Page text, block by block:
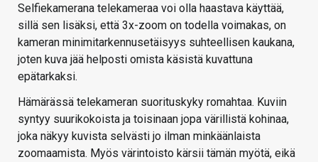
Selfiekamerana telekameraa voi olla haastava käyttää,
sillä sen lisäksi, että 3x-zoom on todella voimakas, on
kameran minimitarkennusetäisyys suhteellisen kaukana,
joten kuva jää helposti omista käsistä kuvattuna
epätarkaksi.
Hämärässä telekameran suorituskyky romahtaa. Kuviin
syntyy suurikokoista ja toisinaan jopa värillistä kohinaa,
joka näkyy kuvista selvästi jo ilman minkäänlaista
zoomaamista. Myös värintoisto kärsii tämän myötä, eikä